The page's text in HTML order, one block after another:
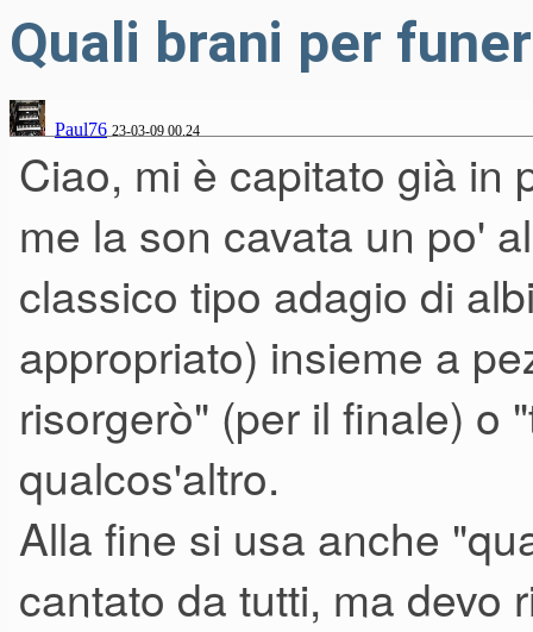
Quali brani per
Paul76 23-03-09 00.24
Ciao, mi è capitato già in
me la son cavata un po'
classico tipo adagio di
appropriato) insieme a
risorgerò" (per il finale) o
qualcos'altro.
Alla fine si usa anche
cantato da tutti, ma devo